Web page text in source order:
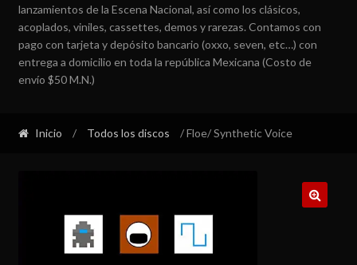
lanzamientos de la Escena Nacional, así como los clásicos,
acoplados, viniles, cassettes, demos y rarezas. Contamos con
pago con tarjeta y depósito bancario (oxxo, seven, etc…) con
entrega a domicilio en toda la república Mexicana (Costo de
envío $50 M.N.)
Inicio / Todos los discos / Floe/ Synthetic Voice